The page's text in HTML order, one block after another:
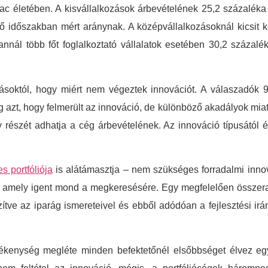
életében. A kisvállalkozások árbevételének 25,2
időszakban mért aránynak. A középvállalkozásoknál kicsit
több főt foglalkoztató vállalatok esetében 30,2
hogy miért nem végeztek innovációt. A
hogy felmerült az innováció, de különböző akadályok
adhatja a cég árbevételének. Az innováció típusától
portfóliója is alátámasztja – nem szükséges forradalmi
igent mond a megkeresésére. Egy megfelelően
az iparág ismereteivel és ebből adódóan a fejlesztési
megléte minden befektetőnél elsőbbséget élvez